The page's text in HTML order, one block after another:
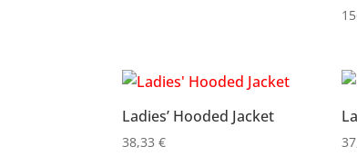
Ladies’ Hooded Jacket
38,33€